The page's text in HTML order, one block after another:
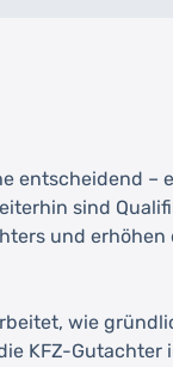
entscheidend –
sind
und
wie
KFZ-Gutachter